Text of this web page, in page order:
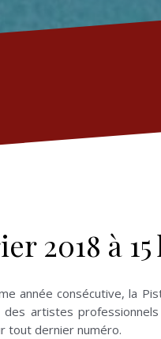
2018 à 15
année consécutive, la
artistes
tout dernier numéro.